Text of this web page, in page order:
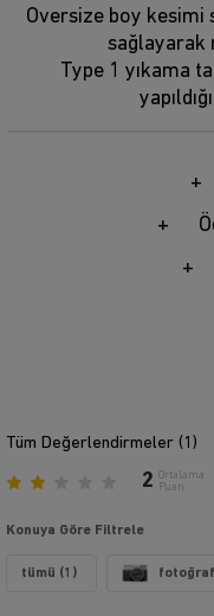
Oversize boy kesimi
sağlayarak
Type 1 yıkama
Tüm Değerlendirmeler ( 1 )
2 Ortalama
Puan
Konuya Göre Filtrele
tümü (1)